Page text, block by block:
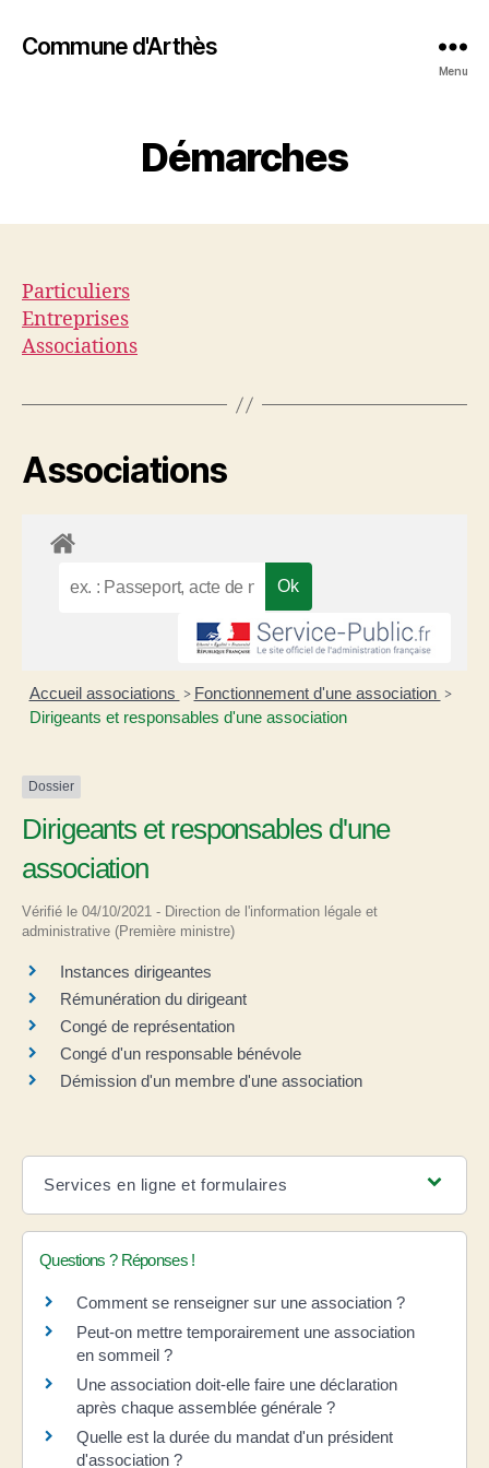
Commune d'Arthès
Menu
Démarches
Particuliers
Entreprises
Associations
Associations
Accueil associations > Fonctionnement d'une association >
Dirigeants et responsables d'une association
Dossier
Dirigeants et responsables d'une
association
Vérifié le 04/10/2021 - Direction de l'information légale et
administrative (Première ministre)
Instances dirigeantes
Rémunération du dirigeant
Congé de représentation
Congé d'un responsable bénévole
Démission d'un membre d'une association
Services en ligne et formulaires
Questions ? Réponses !
Comment se renseigner sur une association ?
Peut-on mettre temporairement une association
en sommeil ?
Une association doit-elle faire une déclaration
après chaque assemblée générale ?
Quelle est la durée du mandat d'un président
d'association ?